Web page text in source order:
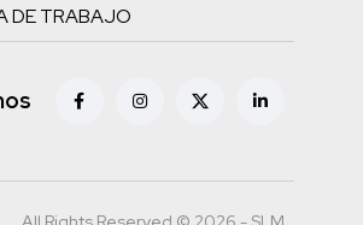
DE TRABAJO